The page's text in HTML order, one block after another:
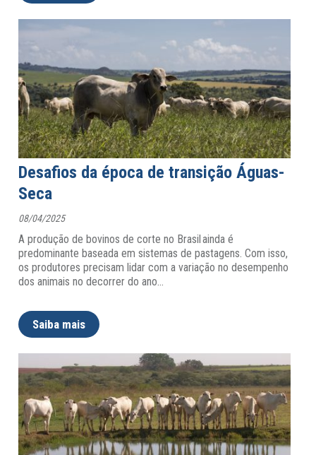
Desafios da época de transição Águas-
Seca
08/04/2025
A produção de bovinos de corte no Brasil ainda é
predominante baseada em sistemas de pastagens. Com isso,
os produtores precisam lidar com a variação no desempenho
dos animais no decorrer do ano…
Saiba mais